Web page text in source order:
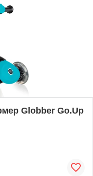
Globber Go.Up